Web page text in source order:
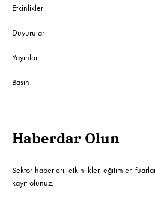
Etkinlikler
Duyurular
Yayınlar
Basın
Haberdar Olun
Sektör haberleri, etkinlikler, eğitimler,
kayıt olunuz.